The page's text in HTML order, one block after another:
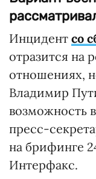
Инцидент со
отразится на
отношениях,
Владимир
возможность
пресс-
на брифинге
Интерфакс.